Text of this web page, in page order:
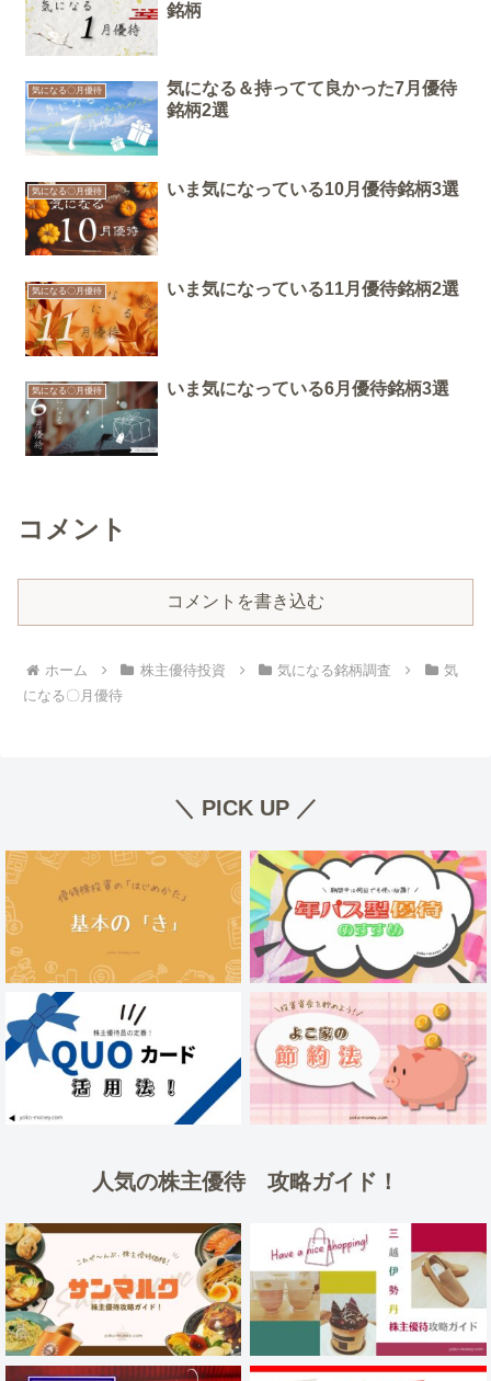
銘柄
気になる〇月優待
気になる＆持ってて良かった7月優待
銘柄2選
気になる〇月優待 いま気になっている10月優待銘柄3選
気になる〇月優待 いま気になっている11月優待銘柄2選
気になる〇月優待 いま気になっている6月優待銘柄3選
コメント
コメントを書き込む
ホーム 株主優待投資 気になる銘柄調査
気
になる〇月優待
＼ PICK UP ／
人気の株主優待 攻略ガイド！